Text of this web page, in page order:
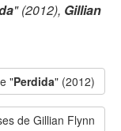
" (2012), Gillian
"Perdida" (2012)
de Gillian Flynn